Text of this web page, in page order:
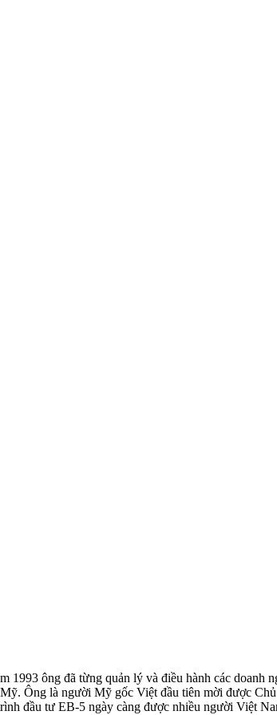
ông đã từng quản lý và điều hành các doanh
Ông là người Mỹ gốc Việt đầu tiên mời được
đầu tư EB-5 ngày càng được nhiều người Việt